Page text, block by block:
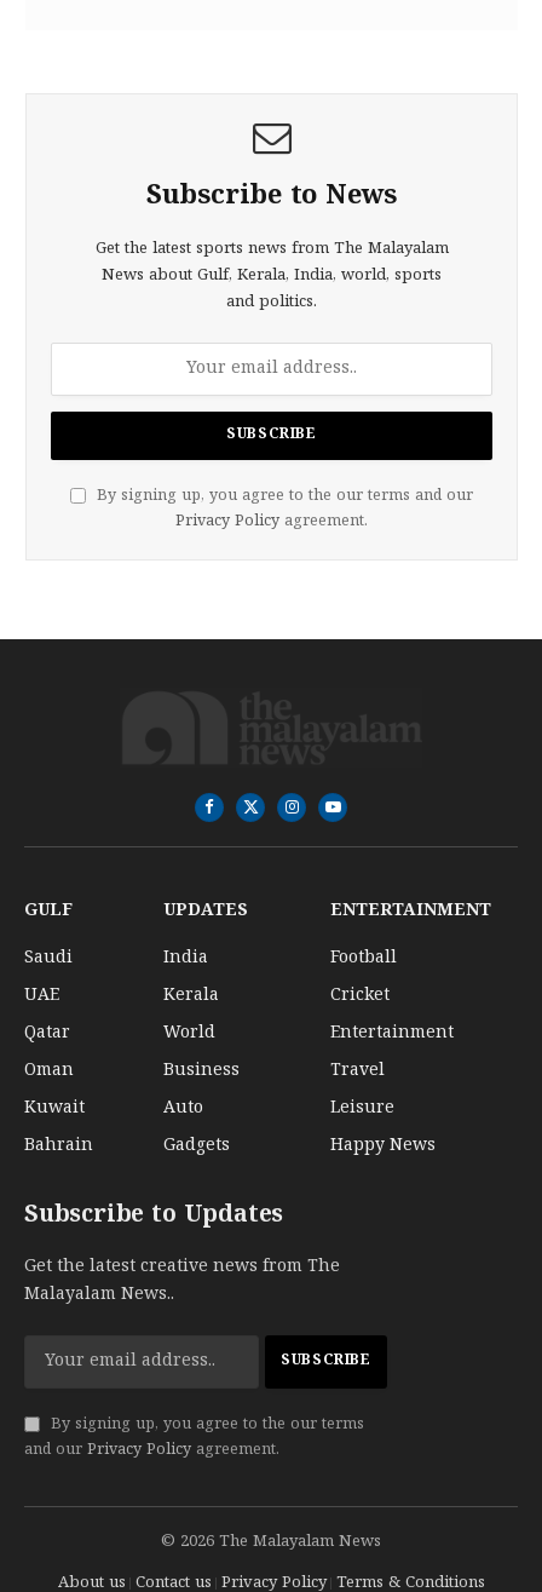
Subscribe to News
Get the latest sports news from The Malayalam
News about Gulf, Kerala, India, world, sports
and politics.
By signing up, you agree to the our terms and our
Privacy Policy agreement.
Facebook
X
(Twitter)
InstagramYouTube
GULF
Saudi
UAE
Qatar
Oman
Kuwait
Bahrain
UPDATES
India
Kerala
World
Business
Auto
Gadgets
ENTERTAINMENT
Football
Cricket
Entertainment
Travel
Leisure
Happy News
Subscribe to Updates
Get the latest creative news from The
Malayalam News..
By signing up, you agree to the our terms
and our Privacy Policy agreement.
© 2026 The Malayalam News
About us Contact us Privacy Policy Terms & Conditions